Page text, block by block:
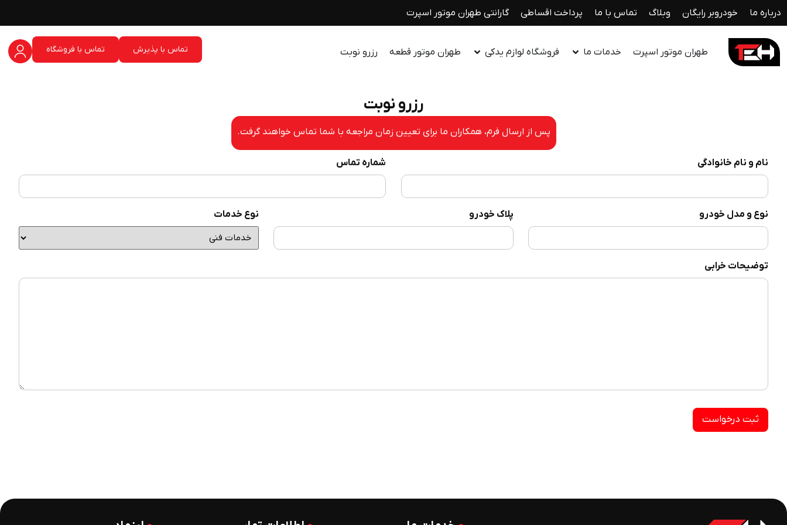
درباره ما خودروبر رایگان وبلاگ تماس با ما پرداخت اقساطی گارانتی طهران موتور اسپرت
طهران موتور اسپرت خدمات ما فروشگاه لوازم یدکی طهران موتور قطعه رزرو نوبت تماس با پذیرش تماس با فروشگاه
رزرو نوبت
پس از ارسال فرم، همکاران ما برای تعیین زمان مراجعه با شما تماس خواهند گرفت.
نام و نام خانوادگی شماره تماس
نوع و مدل خودرو پلاک خودرو نوع خدمات
توضیحات خرابی